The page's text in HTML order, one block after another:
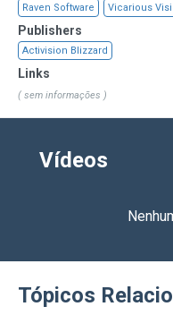
Raven Software Vicarious
Publishers
Activision Blizzard
Links
( sem informações )
Vídeos
Tópicos